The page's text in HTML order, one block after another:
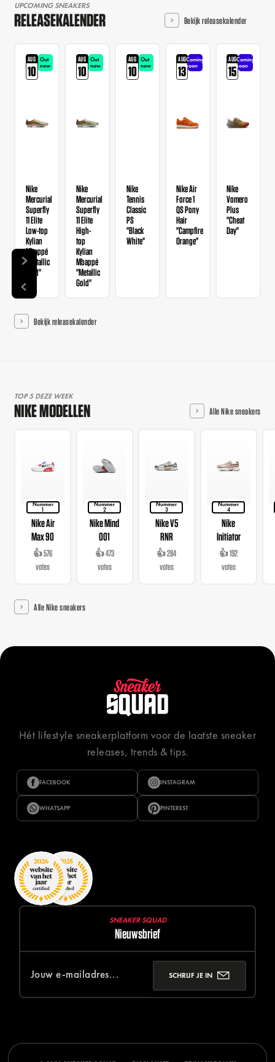
UPCOMING SNEAKERS
RELEASEKALENDER Bekijk releasekalender
AUG
10
Out
now
Nike
Mercurial
Superfly
11 Elite
Low-top
Kylian
Mbappé
"Metallic
Gold"
AUG
10
Out
now
Nike
Mercurial
Superfly
11 Elite
High-
top
Kylian
Mbappé
"Metallic
Gold"
AUG
10
Out
now
Nike
Tennis
Classic
PS
"Black
White"
AUG
13
Coming
soon
Nike Air
Force 1
QS Pony
Hair
"Campfire
Orange"
AUG
15
Coming
soon
Nike
Vomero
Plus
"Cheat
Day"
Bekijk releasekalender
TOP 5 DEZE WEEK
NIKE MODELLEN Alle Nike sneakers
Nummer
1
Nike Air
Max 90
👍 576
votes
Nummer
2
Nike Mind
001
👍 473
votes
Nummer
3
Nike V5
RNR
👍 284
votes
Nummer
4
Nike
Initiator
👍 192
votes
Alle Nike sneakers
Hét lifestyle sneakerplatform voor de laatste sneaker
releases, trends & tips.
FACEBOOK INSTAGRAM
WHATSAPP PINTEREST
SNEAKER SQUAD
Nieuwsbrief
SCHRIJF JE IN